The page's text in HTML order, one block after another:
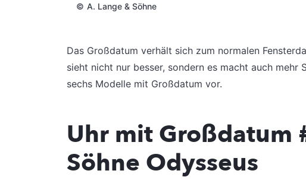
© A. Lange & Söhne
Das Großdatum verhält sich zum normalen
sieht nicht nur besser, sondern es macht auch mehr
sechs Modelle mit Großdatum vor.
Uhr mit Großdatum
Söhne Odysseus